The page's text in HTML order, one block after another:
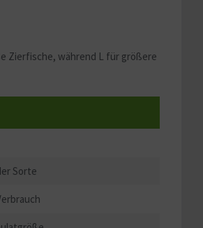
Zierfische, während L für größere
Sorte